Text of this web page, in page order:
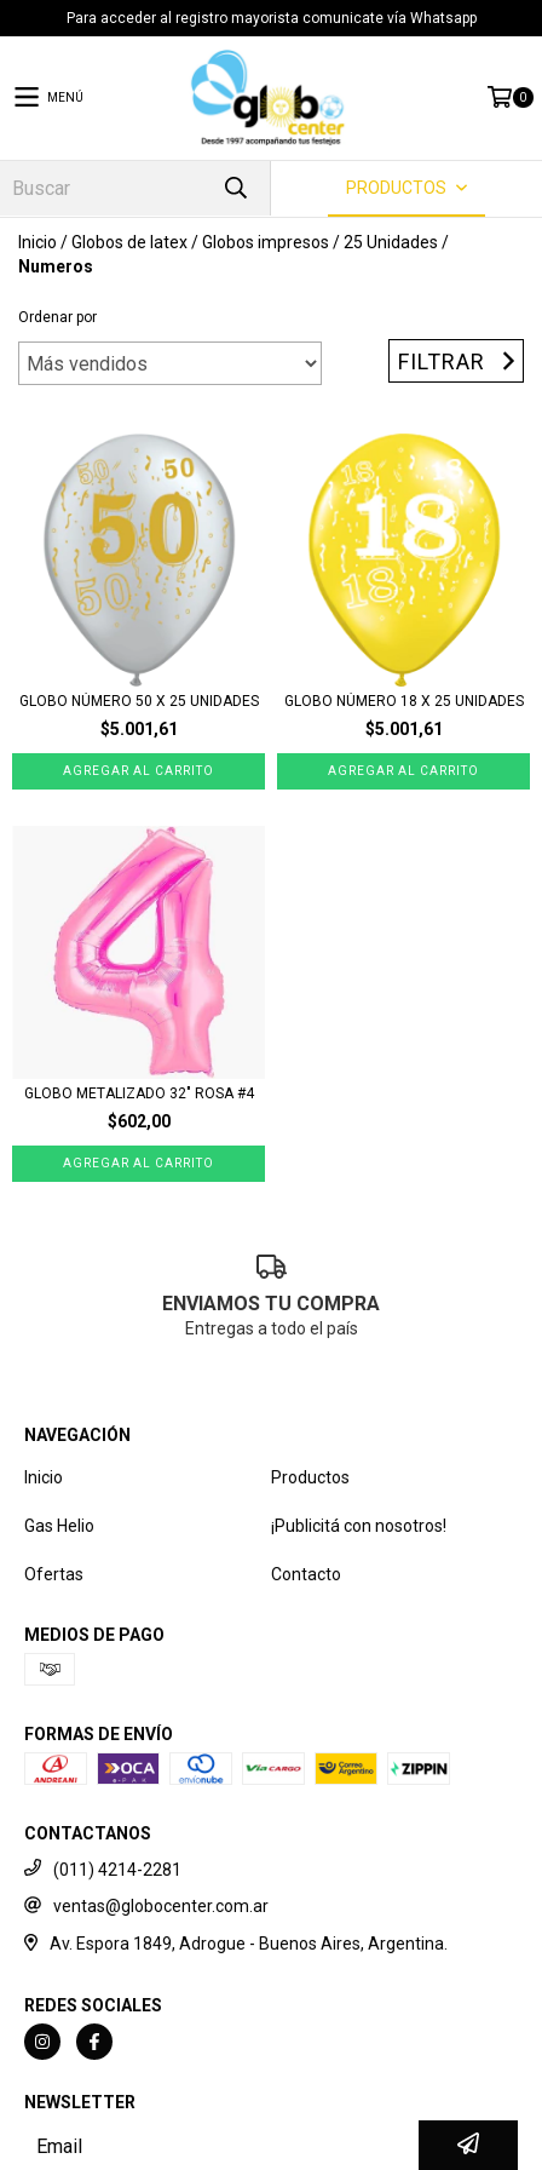
Para acceder al registro mayorista comunicate vía Whatsapp
MENÚ 0
PRODUCTOS
Inicio /Globos de latex/Globos impresos /25 Unidades /
Numeros
Ordenar por
FILTRAR
GLOBO NÚMERO 50 X 25 UNIDADES
$5.001,61
GLOBO NÚMERO 18 X 25 UNIDADES
$5.001,61
GLOBO METALIZADO 32" ROSA #4
$602,00
ENVIAMOS TU COMPRA
Entregas a todo el país
NAVEGACIÓN
Inicio Productos
Gas Helio ¡Publicitá con nosotros!
Ofertas Contacto
MEDIOS DE PAGO
FORMAS DE ENVÍO
CONTACTANOS
(011) 4214-2281
ventas@globocenter.com.ar
Av. Espora 1849, Adrogue - Buenos Aires, Argentina.
REDES SOCIALES
NEWSLETTER